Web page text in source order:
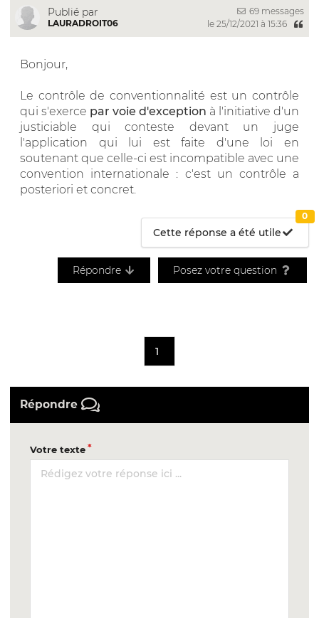
Publié par
LAURADROIT06
69 messages
le 25/12/2021 à 15:36
Bonjour,
Le contrôle de conventionnalité est un contrôle
qui s'exerce par voie d'exception à l'initiative d'un
justiciable qui conteste devant un juge
l'application qui lui est faite d'une loi en
soutenant que celle-ci est incompatible avec une
convention internationale : c'est un contrôle a
posteriori et concret.
Cette réponse a été utile
0
Répondre Posez votre question
1
Répondre
Votre texte